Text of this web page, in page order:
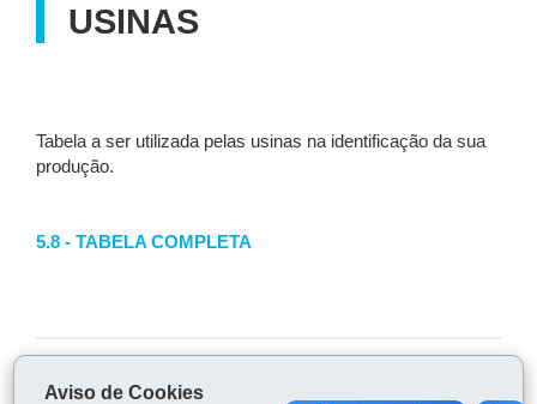
USINAS
Tabela a ser utilizada pelas usinas na identificação da sua
produção.
5.8 - TABELA COMPLETA
Aviso de Cookies